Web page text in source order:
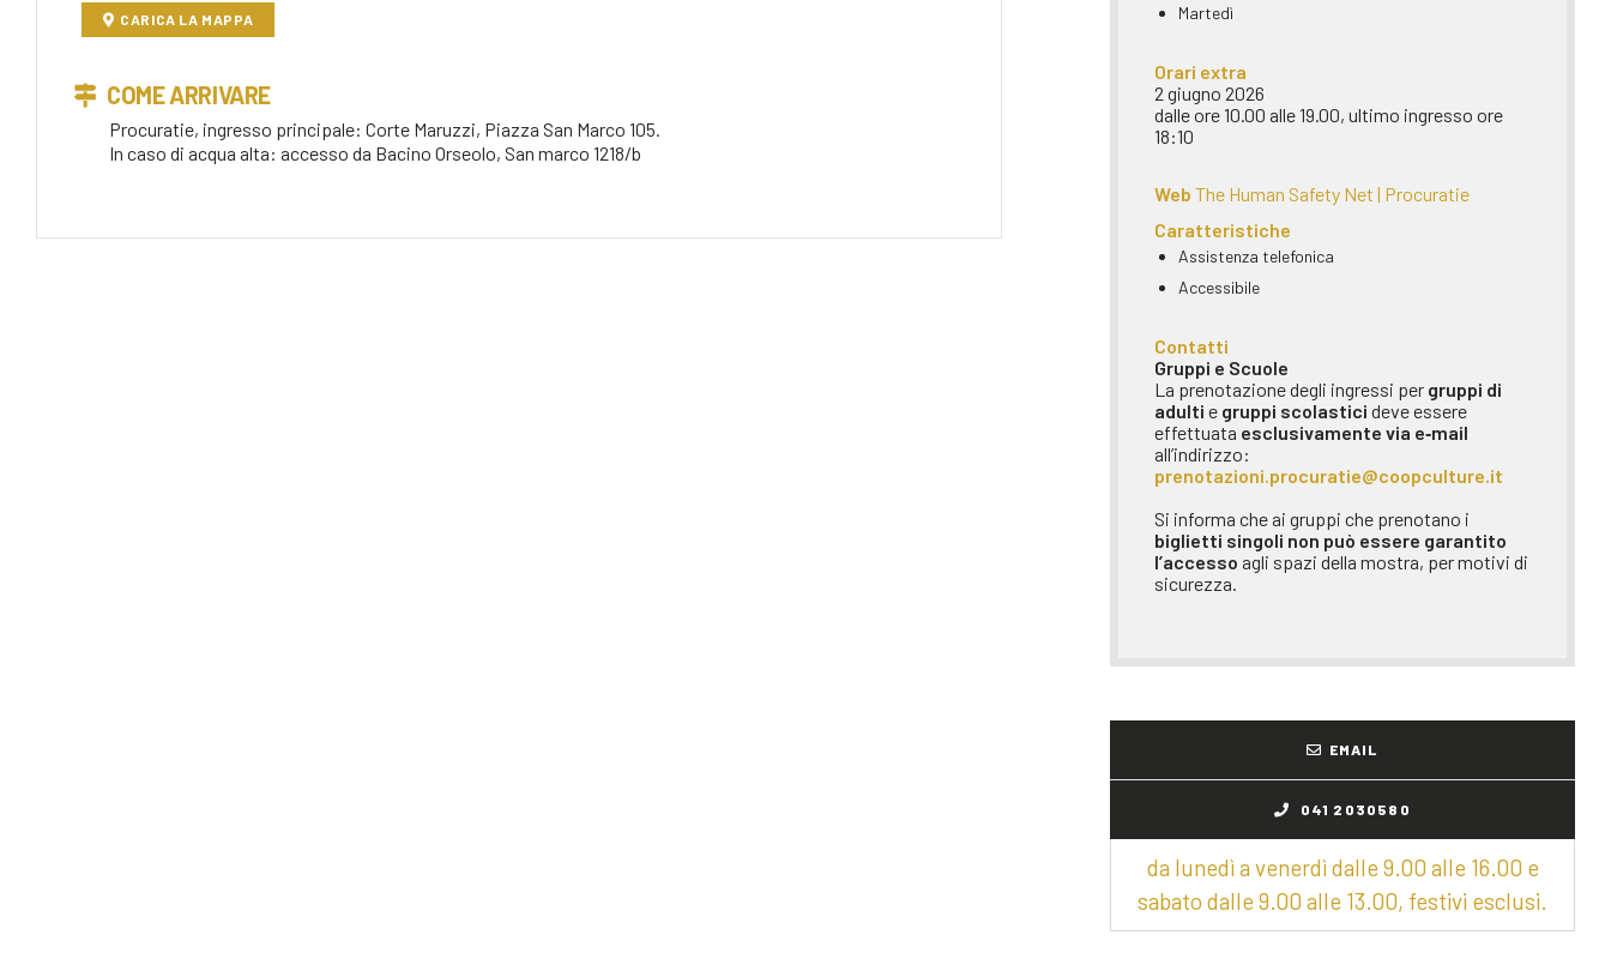
CARICA LA MAPPA
COME ARRIVARE
Procuratie, ingresso principale: Corte Maruzzi, Piazza San Marco 105.
In caso di acqua alta: accesso da Bacino Orseolo, San marco 1218/b
Martedì
Orari extra
2 giugno 2026
dalle ore 10.00 alle 19.00, ultimo ingresso ore
18:10
Web The Human Safety Net | Procuratie
Caratteristiche
Assistenza telefonica
Accessibile
Contatti
Gruppi e Scuole
La prenotazione degli ingressi per gruppi di
adulti e gruppi scolastici deve essere
effettuata esclusivamente via e‑mail
all’indirizzo:
prenotazioni.procuratie@coopculture.it
Si informa che ai gruppi che prenotano i
biglietti singoli non può essere garantito
l’accesso agli spazi della mostra, per motivi di
sicurezza.
EMAIL
041 2030580
da lunedì a venerdì dalle 9.00 alle 16.00 e
sabato dalle 9.00 alle 13.00, festivi esclusi.